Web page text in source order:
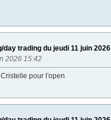
day trading du jeudi 11 juin 2026
2026 15:42
pour l'open